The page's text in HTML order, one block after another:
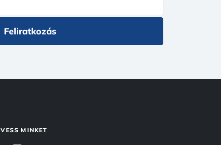
Feliratkozás
MINKET